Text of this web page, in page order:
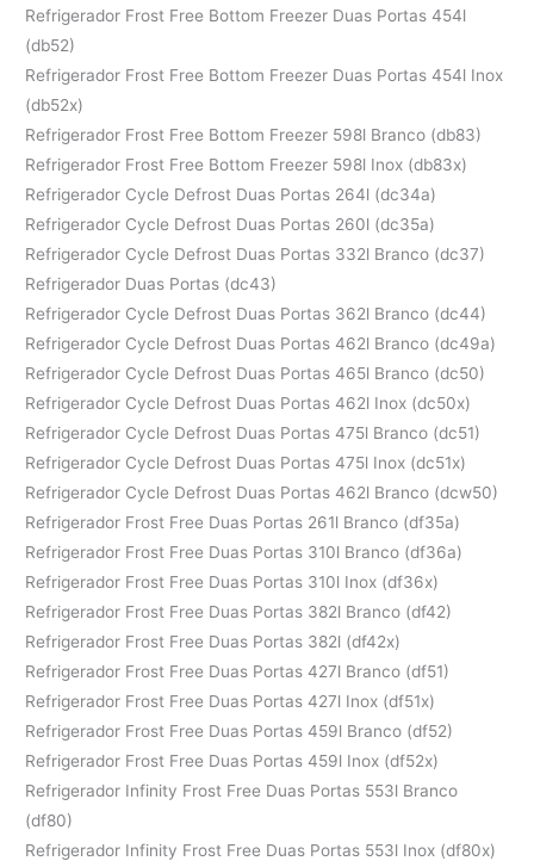
Refrigerador Frost Free Bottom Freezer Duas Portas 454l
(db52)
Refrigerador Frost Free Bottom Freezer Duas Portas 454l Inox
(db52x)
Refrigerador Frost Free Bottom Freezer 598l Branco (db83)
Refrigerador Frost Free Bottom Freezer 598l Inox (db83x)
Refrigerador Cycle Defrost Duas Portas 264l (dc34a)
Refrigerador Cycle Defrost Duas Portas 260l (dc35a)
Refrigerador Cycle Defrost Duas Portas 332l Branco (dc37)
Refrigerador Duas Portas (dc43)
Refrigerador Cycle Defrost Duas Portas 362l Branco (dc44)
Refrigerador Cycle Defrost Duas Portas 462l Branco (dc49a)
Refrigerador Cycle Defrost Duas Portas 465l Branco (dc50)
Refrigerador Cycle Defrost Duas Portas 462l Inox (dc50x)
Refrigerador Cycle Defrost Duas Portas 475l Branco (dc51)
Refrigerador Cycle Defrost Duas Portas 475l Inox (dc51x)
Refrigerador Cycle Defrost Duas Portas 462l Branco (dcw50)
Refrigerador Frost Free Duas Portas 261l Branco (df35a)
Refrigerador Frost Free Duas Portas 310l Branco (df36a)
Refrigerador Frost Free Duas Portas 310l Inox (df36x)
Refrigerador Frost Free Duas Portas 382l Branco (df42)
Refrigerador Frost Free Duas Portas 382l (df42x)
Refrigerador Frost Free Duas Portas 427l Branco (df51)
Refrigerador Frost Free Duas Portas 427l Inox (df51x)
Refrigerador Frost Free Duas Portas 459l Branco (df52)
Refrigerador Frost Free Duas Portas 459l Inox (df52x)
Refrigerador Infinity Frost Free Duas Portas 553l Branco
(df80)
Refrigerador Infinity Frost Free Duas Portas 553l Inox (df80x)